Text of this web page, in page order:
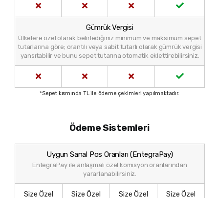
Gümrük Vergisi
Ülkelere özel olarak belirlediğiniz minimum ve maksimum sepet
tutarlarına göre; orantılı veya sabit tutarlı olarak gümrük vergisi
yansıtabilir ve bunu sepet tutarına otomatik eklettirebilirsiniz.
*Sepet kısmında TL ile ödeme çekimleri yapılmaktadır.
Ödeme Sistemleri
Uygun Sanal Pos Oranları (EntegraPay)
EntegraPay ile anlaşmalı özel komisyon oranlarından
yararlanabilirsiniz.
Size Özel Size Özel Size Özel Size Özel